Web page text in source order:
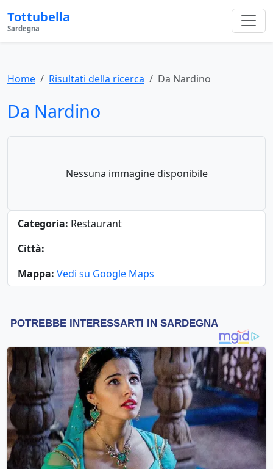
Tottubella
Sardegna
Home Risultati della ricerca Da Nardino
Da Nardino
Nessuna immagine disponibile
Categoria: Restaurant
Città:
Mappa: Vedi su Google Maps